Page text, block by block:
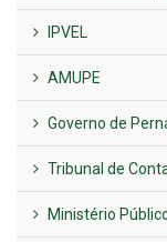
IPVEL
AMUPE
Governo de
Tribunal de
Ministério